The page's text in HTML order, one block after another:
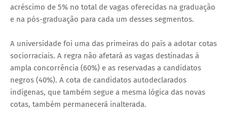
acréscimo de 5% no total de vagas oferecidas na graduação
e na pós-graduação para cada um desses segmentos.
A universidade foi uma das primeiras do país a adotar cotas
sociorraciais. A regra não afetará as vagas destinadas à
ampla concorrência (60%) e as reservadas a candidatos
negros (40%). A cota de candidatos autodeclarados
indígenas, que também segue a mesma lógica das novas
cotas, também permanecerá inalterada.